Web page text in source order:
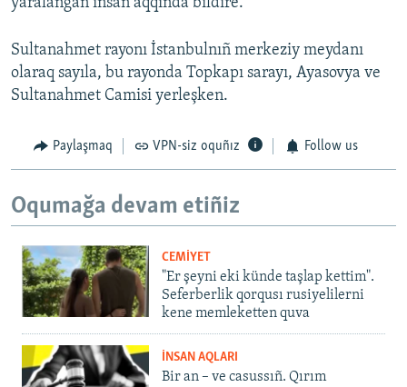
yaralanğan insan aqqında bildire.
Sultanahmet rayonı İstanbulnıñ merkeziy meydanı
olaraq sayıla, bu rayonda Topkapı sarayı, Ayasovya ve
Sultanahmet Camisi yerleşken.
Paylaşmaq VPN-siz oquñız Follow us
Oqumağa devam etiñiz
CEMİYET
"Er şeyni eki künde taşlap kettim".
Seferberlik qorqusı rusiyelilerni
kene memleketten quva
İNSAN AQLARI
Bir an – ve casussıñ. Qırım